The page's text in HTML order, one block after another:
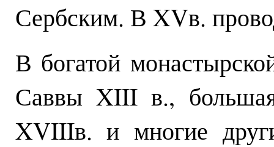
Сербским. В XVв.
В богатой
Саввы XIII в.,
XVIIIв. и многие